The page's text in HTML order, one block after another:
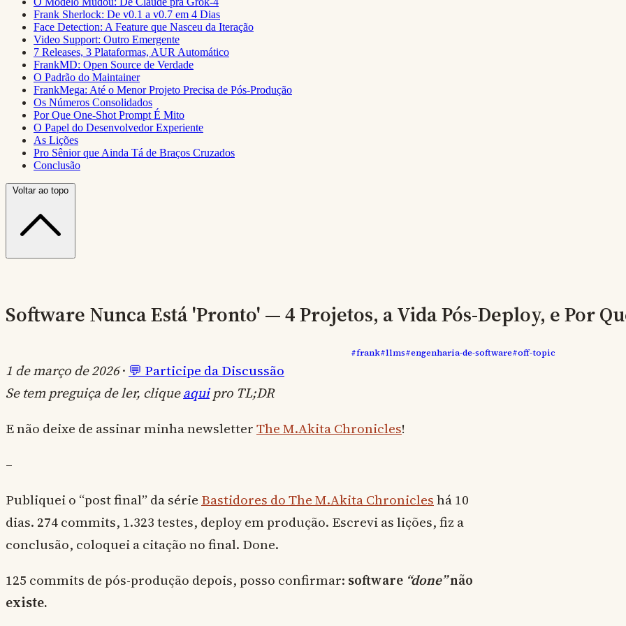
Frank Sherlock: De v0.1 a v0.7 em 4 Dias
Face Detection: A Feature que Nasceu da Iteração
Video Support: Outro Emergente
7 Releases, 3 Plataformas, AUR Automático
FrankMD: Open Source de Verdade
O Padrão do Maintainer
FrankMega: Até o Menor Projeto Precisa de Pós-Produção
Os Números Consolidados
Por Que One-Shot Prompt É Mito
O Papel do Desenvolvedor Experiente
As Lições
Pro Sênior que Ainda Tá de Braços Cruzados
Conclusão
Voltar ao topo
Software Nunca Está 'Pronto' — 4 Projetos, a Vida Pós-Deploy, e Por
#frank#llms#engenharia-de-software#off-topic
1 de março de 2026· 💬 Participe da Discussão
Se tem preguiça de ler, cliqueaquipro TL;DR
E não deixe de assinar minha newsletterThe M.Akita Chronicles!
–
Publiquei o “post final” da série Bastidores do The M.Akita Chronicleshá 10
dias. 274 commits, 1.323 testes, deploy em produção. Escrevi as lições, fiz a
conclusão, coloquei a citação no final. Done.
125 commits de pós-produção depois, posso confirmar: software “done”não
existe.